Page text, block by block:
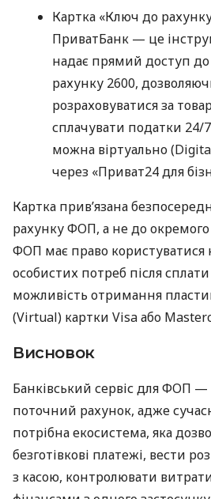
Картка «Ключ до
ПриватБанк — це
надає прямий доступ до
рахунку 2600,
розраховуватися за
сплачувати податки 24/
можна віртуально
через «Приват24 для
Картка прив’язана
рахунку ФОП, а не до окремого
ФОП має право користуватися
особистих потреб після сплати
можливість отримання
(Virtual) картки Visa або
Висновок
Банківський сервіс для ФОП
поточний рахунок, адже
потрібна екосистема, яка
безготівкові платежі, вести
з касою, контролювати